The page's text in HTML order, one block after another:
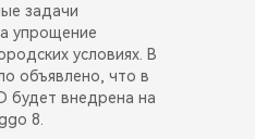
задачи
упрощение
условиях. В
объявлено, что в
будет внедрена на
8.